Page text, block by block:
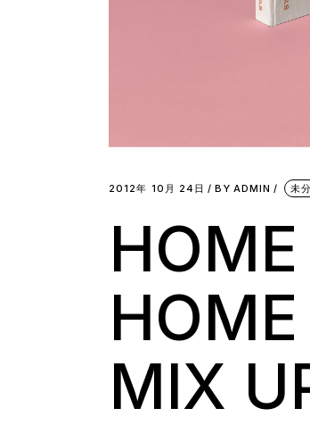
2012年 10月 24日 BY ADMIN 未
MIX